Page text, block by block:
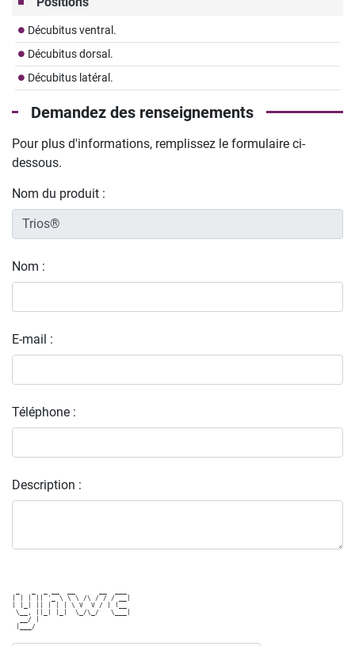
Décubitus ventral.
Décubitus dorsal.
Décubitus latéral.
Demandez des renseignements
Pour plus d'informations, remplissez le formulaire ci-
dessous.
Nom du produit :
Nom :
E-mail :
Téléphone :
Description :
| | | || '_ \ \ \ /\ / / / __|
| |_| || | | | \ V  V / | (__
\__, ||_| |_|  \_/\_/   \___|
  __/ |